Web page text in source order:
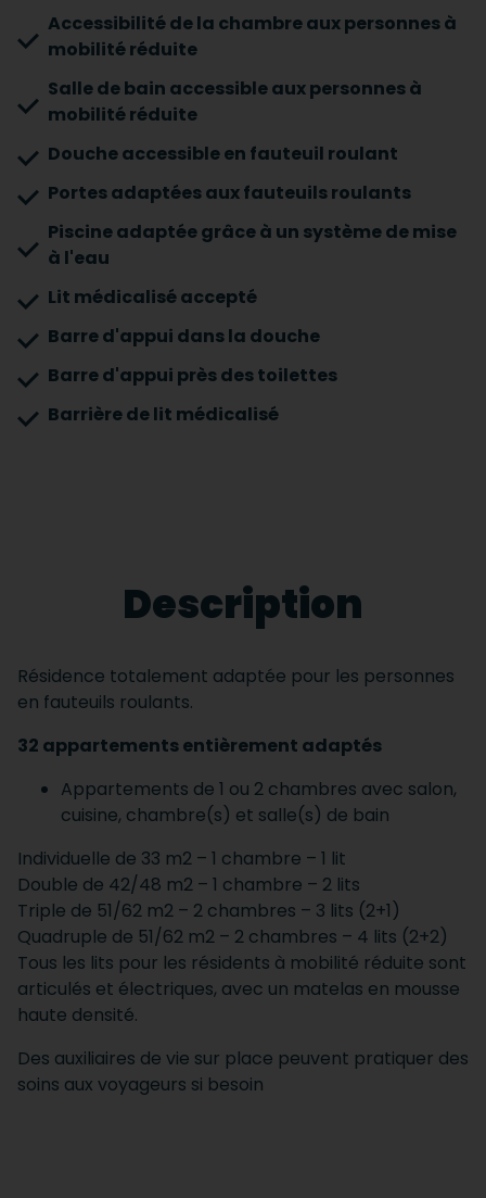
Accessibilité de la chambre aux personnes à
mobilité réduite
Salle de bain accessible aux personnes à
mobilité réduite
Douche accessible en fauteuil roulant
Portes adaptées aux fauteuils roulants
Piscine adaptée grâce à un système de mise
à l'eau
Lit médicalisé accepté
Barre d'appui dans la douche
Barre d'appui près des toilettes
Barrière de lit médicalisé
Description
Résidence totalement adaptée pour les personnes
en fauteuils roulants.
32 appartements entièrement adaptés
Appartements de 1 ou 2 chambres avec salon,
cuisine, chambre(s) et salle(s) de bain
Individuelle de 33 m2 – 1 chambre – 1 lit
Double de 42/48 m2 – 1 chambre – 2 lits
Triple de 51/62 m2 – 2 chambres – 3 lits (2+1)
Quadruple de 51/62 m2 – 2 chambres – 4 lits (2+2)
Tous les lits pour les résidents à mobilité réduite sont
articulés et électriques, avec un matelas en mousse
haute densité.
Des auxiliaires de vie sur place peuvent pratiquer des
soins aux voyageurs si besoin